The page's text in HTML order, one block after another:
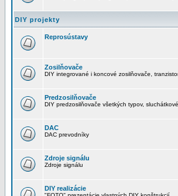
DIY projekty
Reprosústavy
Zosilňovače
DIY integrované i koncové zosilňovače,
Predzosilňovače
DIY predzosilňovače všetkých typov,
DAC
DAC prevodníky
Zdroje signálu
Zdroje signálu
DIY realizácie